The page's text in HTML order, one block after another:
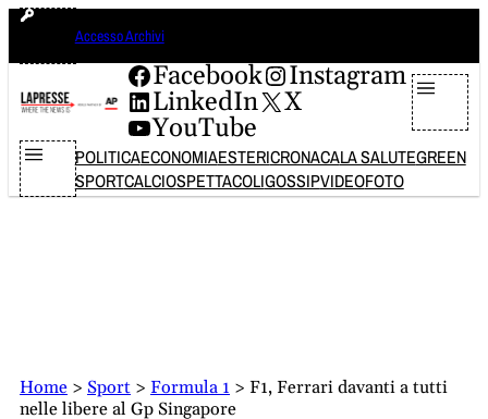
Vai
contenuto
Accesso Archivi
Facebook
Instagram
LinkedIn
X
YouTube
POLITICAECONOMIAESTERICRONACALA SALUTEGREEN
SPORTCALCIOSPETTACOLIGOSSIPVIDEOFOTO
Home > Sport > Formula 1 > F1, Ferrari davanti a tutti
nelle libere al Gp Singapore